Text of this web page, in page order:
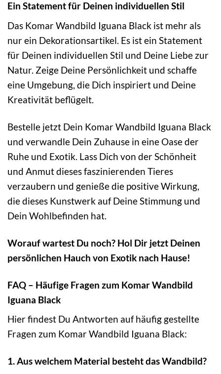
Ein Statement für Deinen individuellen Stil
Das Komar Wandbild Iguana Black ist mehr als
nur ein Dekorationsartikel. Es ist ein Statement
für Deinen individuellen Stil und Deine Liebe zur
Natur. Zeige Deine Persönlichkeit und schaffe
eine Umgebung, die Dich inspiriert und Deine
Kreativität beflügelt.
Bestelle jetzt Dein Komar Wandbild Iguana Black
und verwandle Dein Zuhause in eine Oase der
Ruhe und Exotik. Lass Dich von der Schönheit
und Anmut dieses faszinierenden Tieres
verzaubern und genieße die positive Wirkung,
die dieses Kunstwerk auf Deine Stimmung und
Dein Wohlbefinden hat.
Worauf wartest Du noch? Hol Dir jetzt Deinen
persönlichen Hauch von Exotik nach Hause!
FAQ – Häufige Fragen zum Komar Wandbild
Iguana Black
Hier findest Du Antworten auf häufig gestellte
Fragen zum Komar Wandbild Iguana Black:
1. Aus welchem Material besteht das Wandbild?